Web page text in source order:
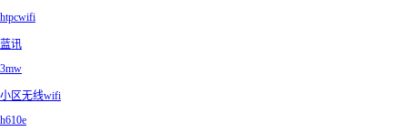
htpcwifi
蓝讯
3mw
小区无线wifi
h610e